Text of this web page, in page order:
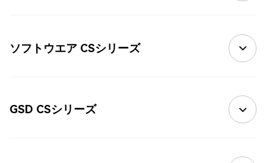
ソフトウエア CSシリーズ
GSD CSシリーズ